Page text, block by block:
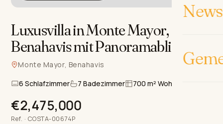
Luxusvilla in Monte Mayor,
Benahavis mit Panoramablick
Monte Mayor, Benahavis
6 Schlafzimmer
7 Badezimmer 700 m² Wohnfläche
€2,475,000
Ref. · COSTA-00674P